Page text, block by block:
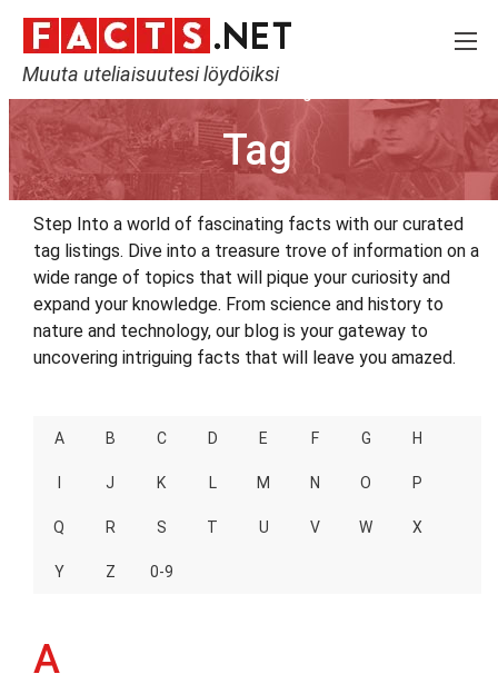
Muuta uteliaisuutesi löydöiksi
Tag
Step Into a world of fascinating facts with our curated
tag listings. Dive into a treasure trove of information on a
wide range of topics that will pique your curiosity and
expand your knowledge. From science and history to
nature and technology, our blog is your gateway to
uncovering intriguing facts that will leave you amazed.
A B C D E F G H
J K L M N O P
Q R S T U V W X
Y Z 0-9
A